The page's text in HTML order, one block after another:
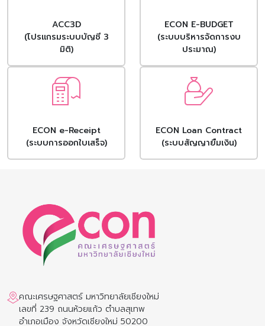
ACC3D
(โปรแกรมระบบบัญชี 3
มิติ)
ECON E-BUDGET
(ระบบบริหารจัดการงบ
ประมาณ)
ECON e-Receipt
(ระบบการออกใบเสร็จ)
ECON Loan Contract
(ระบบสัญญายืมเงิน)
คณะเศรษฐศาสตร์ มหาวิทยาลัยเชียงใหม่
เลขที่ 239 ถนนห้วยแก้ว ตำบลสุเทพ
อำเภอเมือง จังหวัดเชียงใหม่ 50200